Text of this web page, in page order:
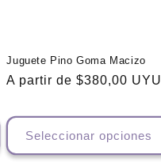
Juguete Pino Goma Macizo
Precio
A partir de $380,00 UYU
Seleccionar opciones